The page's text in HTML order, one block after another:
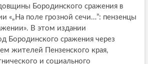
Бородинского сражения в
«„На поле грозной сечи…”: пензенцы
В этом издании
Бородинского сражения через
жителей Пензенского края,
и социального